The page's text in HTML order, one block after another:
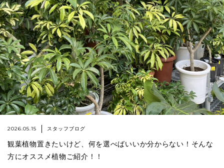
2026.05.15 スタッフブログ
観葉植物置きたいけど、何を選べばいいか分からない！そんな
方にオススメ植物ご紹介！！